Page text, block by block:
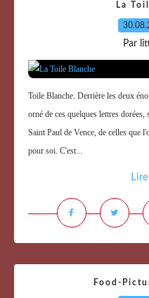
La
Par
Toile Blanche. Derrière les deux
orné de ces quelques lettres dorées,
Saint Paul de Vence, de celles que
pour soi. C'est...
Food-